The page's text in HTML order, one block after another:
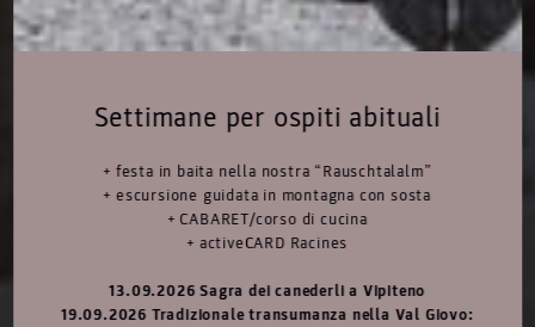
Settimane per ospiti abituali
+ festa in baita nella nostra “Rauschtalalm”
+ escursione guidata in montagna con sosta
+ CABARET/corso di cucina
+ activeCARD Racines
13.09.2026 Sagra dei canederli a Vipiteno
19.09.2026 Tradizionale transumanza nella Val Giovo: